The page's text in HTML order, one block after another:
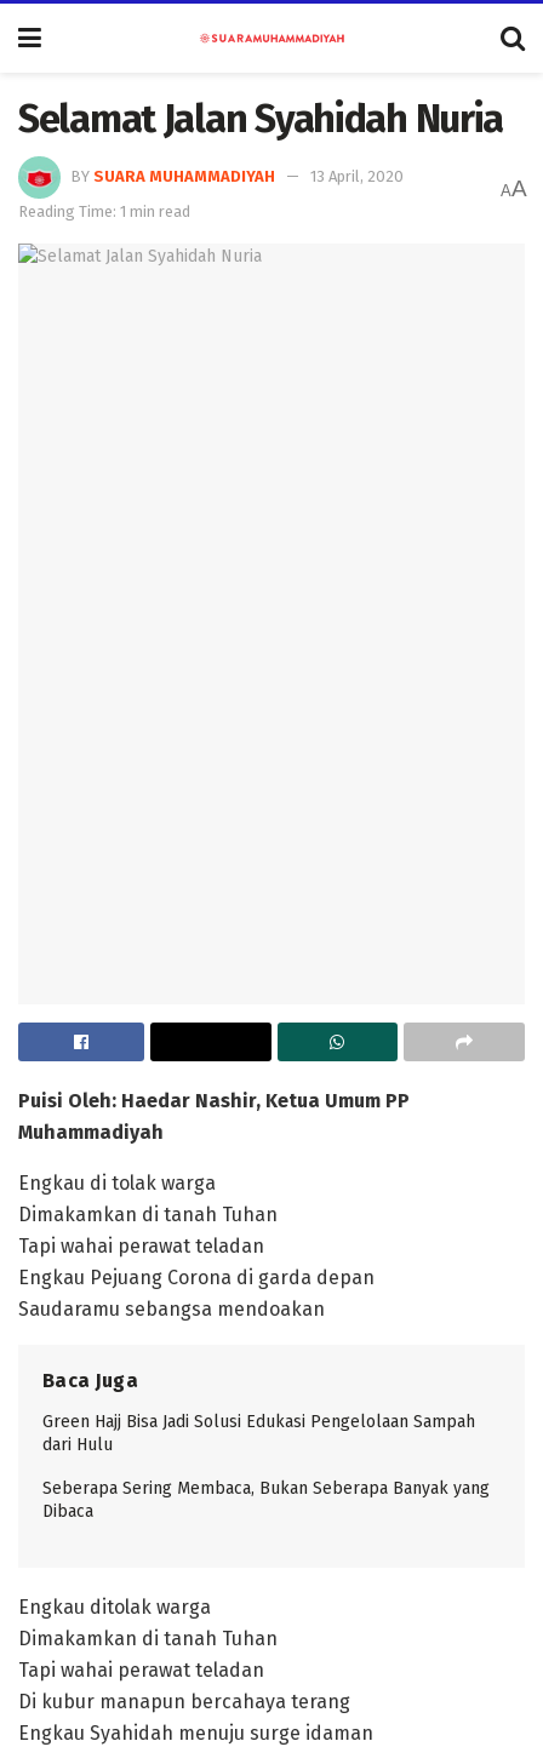
Selamat Jalan Syahidah Nuria
BY SUARA MUHAMMADIYAH
13 April, 2020
Reading Time: 1 min read
AA
Puisi Oleh: Haedar Nashir, Ketua Umum PP
Muhammadiyah
Engkau di tolak warga
Dimakamkan di tanah Tuhan
Tapi wahai perawat teladan
Engkau Pejuang Corona di garda depan
Saudaramu sebangsa mendoakan
Baca Juga
Green Hajj Bisa Jadi Solusi Edukasi Pengelolaan Sampah
dari Hulu
Seberapa Sering Membaca, Bukan Seberapa Banyak yang
Dibaca
Engkau ditolak warga
Dimakamkan di tanah Tuhan
Tapi wahai perawat teladan
Di kubur manapun bercahaya terang
Engkau Syahidah menuju surge idaman